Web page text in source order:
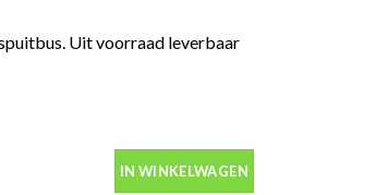
Uit voorraad leverbaar
IN WINKELWAGEN